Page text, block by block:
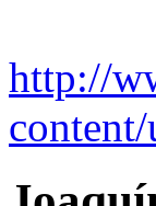
http://